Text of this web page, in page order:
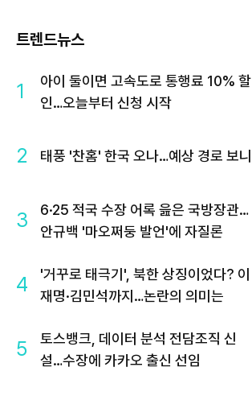
트렌드뉴스
1
아이 둘이면 고속도로 통행료 10% 할
인…오늘부터 신청 시작
2 태풍 '찬홈' 한국 오나…예상 경로 보니
3
6·25 적국 수장 어록 읊은 국방장관…
안규백 '마오쩌둥 발언'에 자질론
4
'거꾸로 태극기', 북한 상징이었다? 이
재명·김민석까지…논란의 의미는
5
토스뱅크, 데이터 분석 전담조직 신
설…수장에 카카오 출신 선임